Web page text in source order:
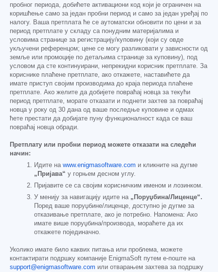
пробног периода, добићете активациони код који је ограничен на
коришћење само за један пробни период и само за један уређај по
налогу. Ваша претплата ће се аутоматски обновити по цени и за
период претплате у складу са понудним материјалима и
условима странице за регистрацију/куповину (који су овде
укључени референцом; цене се могу разликовати у зависности од
земље или промоције по детаљима странице за куповину), под
условом да сте континуирани, непрекидни корисник претплате. За
кориснике плаћене претплате, ако откажете, наставићете да
имате приступ својим производима до краја периода плаћене
претплате. Ако желите да добијете повраћај новца за текући
период претплате, морате отказати и поднети захтев за повраћај
новца у року од 30 дана од ваше последње куповине и одмах
ћете престати да добијате пуну функционалност када се ваш
повраћај новца обради.
Претплату или пробни период можете отказати на следећи
начин:
Идите на www.enigmasoftware.com и кликните на дугме
„Пријава“ у горњем десном углу.
Пријавите се са својим корисничким именом и лозинком.
У менију за навигацију идите на „Поруџбина/Лиценце“.
Поред ваше поруџбине/лиценце, доступно је дугме за
отказивање претплате, ако је потребно. Напомена: Ако
имате више поруџбина/производа, мораћете да их
откажете појединачно.
Уколико имате било каквих питања или проблема, можете
контактирати подршку компаније EnigmaSoft путем е-поште на
support@enigmasoftware.com или отварањем захтева за подршку